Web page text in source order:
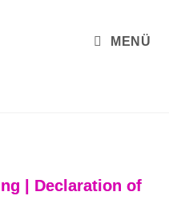
MENÜ
| Declaration of